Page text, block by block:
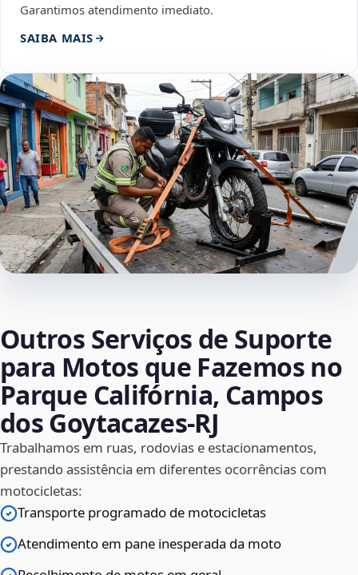
Garantimos atendimento imediato.
SAIBA MAIS
Outros Serviços de Suporte
para Motos que Fazemos no
Parque Califórnia, Campos
dos Goytacazes‑RJ
Trabalhamos em ruas, rodovias e estacionamentos,
prestando assistência em diferentes ocorrências com
motocicletas:
Transporte programado de motocicletas
Atendimento em pane inesperada da moto